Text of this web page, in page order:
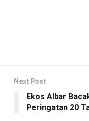
Next Post
Ekos Albar
Peringatan 20